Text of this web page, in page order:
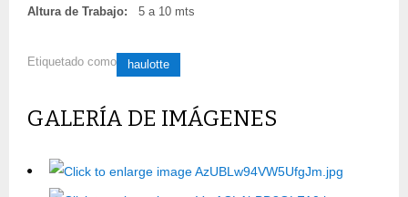
Altura de Trabajo:
5 a 10 mts
Etiquetado como haulotte
GALERÍA DE IMÁGENES